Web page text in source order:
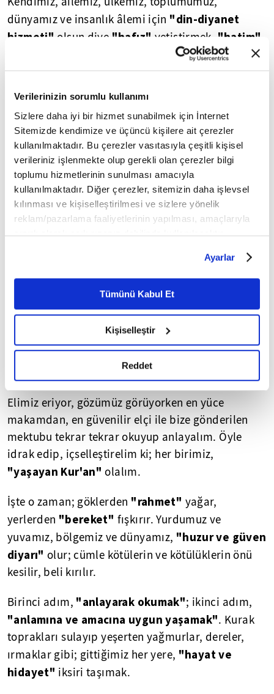
Verilerinizin sorumlu kullanımı
Sizlere daha iyi bir hizmet sunabilmek için İnternet
Sitemizde kendimize ve üçüncü kişilere ait çerezler
kullanılmaktadır. Bu çerezler vasıtasıyla çeşitli kişisel
verileriniz işlenmekte olup gerekli olan çerezler bilgi
toplumu hizmetlerinin sunulması amacıyla
kullanılmaktadır. Diğer çerezler, sitemizin daha işlevsel
kılınması ve kişiselleştirilmesi ve sizlere yönelik
reklam/pazarlama faaliyetlerinin yapılması, amaçlarıyla
sınırlı olarak açık rızanız dahilinde kullanılacaktır.
belirleyebilirsiniz. Çerezlere ilişkin detaylı bilgi için
Ayarlar butonuna tıklayabilir,Çerez Bilgilendirme
Metnimizi ziyaret edebilirsiniz.
6698 sayılı Kişisel Verilerin Korunması Kanunu uyarınca
okumak ve sitemizi ziyaretiniz kapsamında
gerçekleştirilen veri işleme faaliyetleri ile ilgili daha
detaylı bilgi almak için lütfentıklayınız.
Ayarlar
Tümünü Kabul Et
Kişiselleştir
Reddet
dünyamız ve insanlık âlemi için "din-diyanet
hizmeti" olsun diye "hafız" yetiştirmek, "hatim"
meclisleri düzenlemek;
elbette iyi, güzel, doğru şeylerdir. Ancak, en az bu
kadar ve hatta bundan daha fazla;
, manasına ve maksadına vakıf olup
"hayata geçirmek" için gayret gösterilmeli,
seferberlik ilan edilmelidir.
Bir başka ifadeyle; bize gönderilen bu mukaddes
mektubu, onu getiren elçinin okuduğu gibi okumalı
ve anladığı gibi anlamalıyız. Peygamber(sav)'in ve
ashabının yaptığı gibi; ayet ayet-sure sure idrak
edip, hayata uygulamalıyız.
kırarak içini elde edemezsek; sözden manaya,
manadan maksada ulaşamaz ve menzili
bulamayız. İlimde, imanda, amelde, tavırda
tevhidi yakalayamazsak;"Allah'ın kulu,
Peygamber'in ümmeti"sıfatını alıp, hakiki
Elimiz eriyor, gözümüz görüyorken en yüce
makamdan, en güvenilir elçi ile bize gönderilen
mektubu tekrar tekrar okuyup anlayalım. Öyle
idrak edip, içselleştirelim ki; her birimiz,
"yaşayan Kur'an" olalım.
İşte o zaman; göklerden "rahmet" yağar,
yerlerden "bereket" fışkırır. Yurdumuz ve
yuvamız, bölgemiz ve dünyamız, "huzur ve güven
diyarı" olur; cümle kötülerin ve kötülüklerin önü
kesilir, beli kırılır.
Birinci adım, "anlayarak okumak"; ikinci adım,
"anlamına ve amacına uygun yaşamak". Kurak
toprakları sulayıp yeşerten yağmurlar, dereler,
ırmaklar gibi; gittiğimiz her yere, "hayat ve
hidayet" iksiri taşımak.